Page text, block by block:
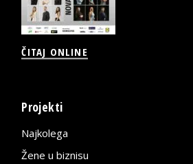
ČITAJ ONLINE
Projekti
Najkolega
Žene u biznisu